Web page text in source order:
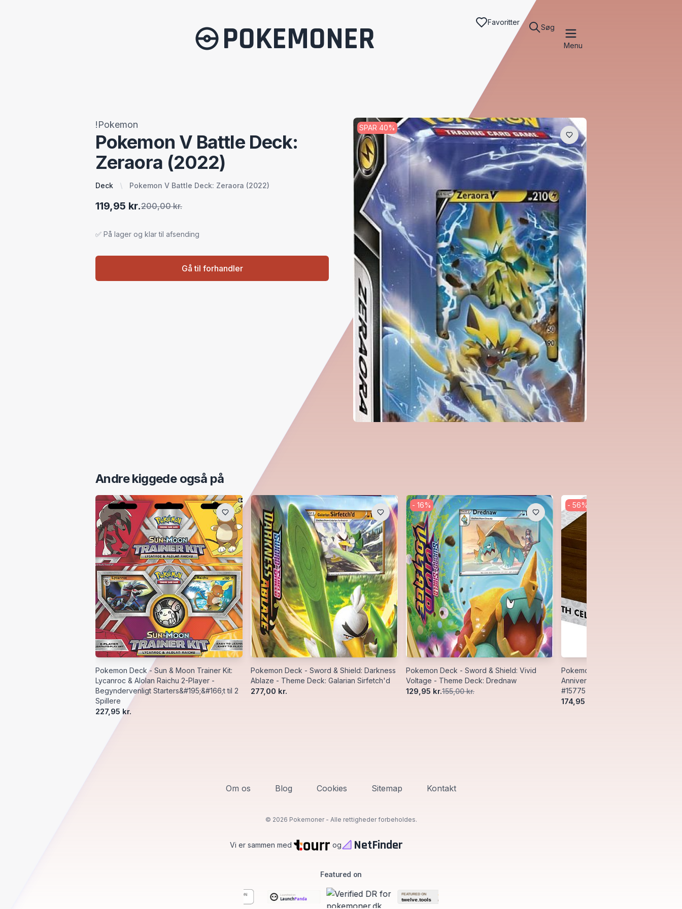
POKEMONER Favoritter
Søg
Menu
!Pokemon
Pokemon V Battle Deck:
Zeraora (2022)
Deck Pokemon V Battle Deck: Zeraora (2022)
119,95 kr.200,00 kr.
✅ På lager og klar til afsending
Gå til forhandler
SPAR 40%
Andre kiggede også på
Pokemon Deck - Sun & Moon Trainer Kit:
Lycanroc & Alolan Raichu 2-Player -
Begyndervenligt Starters&#195;&#166;t til 2
Spillere
227,95 kr.
Pokemon Deck - Sword & Shield: Darkness
Ablaze - Theme Deck: Galarian Sirfetch'd
277,00 kr.
- 16%
Pokemon Deck - Sword & Shield: Vivid
Voltage - Theme Deck: Drednaw
129,95 kr.155,00 kr.
- 56%
Pokemon Premium Wood Deck
Anniversary (Celebrations) - Ultra
#15775
174,95 kr.
Om os Blog Cookies Sitemap Kontakt
© 2026 Pokemoner - Alle rettigheder forbeholdes.
Vi er sammen med og NetFinder
Featured on